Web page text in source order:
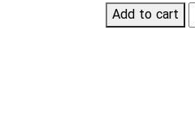
Add to cart